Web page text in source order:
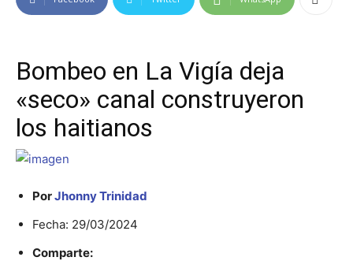
Bombeo en La Vigía deja
«seco» canal construyeron
los haitianos
PorJhonny Trinidad
Fecha: 29/03/2024
Comparte: